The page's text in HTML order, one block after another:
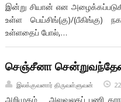
இன்று சியான் என
உள்ள பெய்சிங்(கு)/
உள்ளதைப் போல்,…
செஞ்சீனா
இலக்குவனார் திருவள்ளுவன்
அறிமுகம் அலுவலகப் பணி